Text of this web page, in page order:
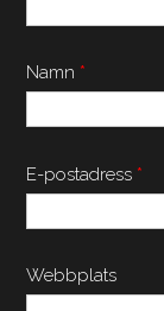
Namn *
E-postadress *
Webbplats